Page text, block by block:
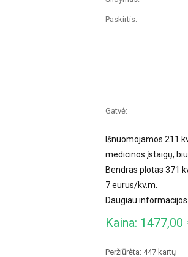
Paskirtis:
Gatvė:
Išnuomojamos 211
medicinos įstaigų,
Bendras plotas 371
7 eurus/kv.m.
Daugiau
Kaina: 1477,00
Peržiūrėta: 447 kartų